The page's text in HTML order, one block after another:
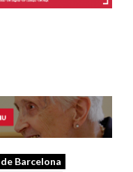
Barcelona